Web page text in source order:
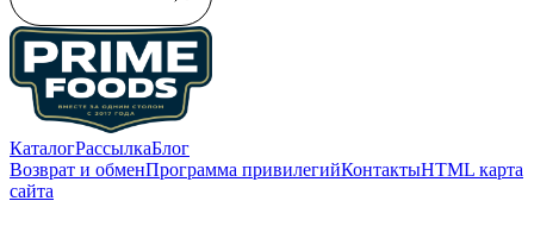
КаталогРассылкаБлог
Возврат и обменПрограмма привилегийКонтактыHTML карта
сайта